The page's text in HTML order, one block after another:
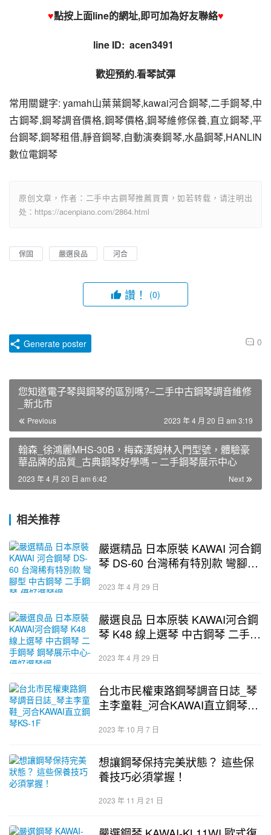
♥點按上面line的網址,即可加為好友聯絡♥
line ID:  acen3491
歡迎預約.看琴試彈
常用關鍵字: yamah山葉葉鋼琴,kawai河合鋼琴,二手鋼琴,中
古鋼琴,鋼琴調音價格,鋼琴價格,鋼琴維修保養,直立鋼琴,平
台鋼琴,鋼琴租借,靜音鋼琴,自動演奏鋼琴,水晶鋼琴,HANLIN
數位電鋼琴
原创文章，作者：二手中古鋼琴推薦買賣，如若转载，请注明出
处：https://acenpiano.com/2864.html
保固 嚴選良品 河合
讚！ (0)
0
Generate poster
您知道電子琴與鋼琴的區別嗎?–二手中古鋼琴調音維修
_新北市
Previous 2023 年 4 月 20 日 am 3:19
翰森_徐鴻麗MHS-30B，梅森漢姆林入門型號，體驗豪
華品牌的品質_古典鋼琴好學嗎 – 二手鋼琴展示中心
Next
2023 年 4 月 20 日 am 6:42
相关推荐
嚴選精品 日本原裝 KAWAI 河合鋼
琴 DS-60 台灣稀有特別款 彎腳型
2023 年 4 月 29 日
嚴選良品 日本原裝 KAWAI河合鋼
琴 K48 線上選琴 中古鋼琴 二手鋼
2023 年 4 月 29 日
台北市民權東路鋼琴調音日誌_琴
主李童鞋_河合KAWAI直立鋼琴
2023 年 10 月 7 日
想讓鋼琴保持完美狀態？ 這些保
養技巧必須掌握！
2023 年 11 月 21 日